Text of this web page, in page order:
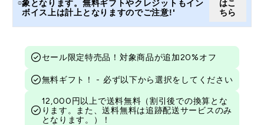
象となります。無料ギフトやクレジットもイン
ボイス上は計上となりますのでご注意!'
はこ
ちら
セール限定特売品！対象商品が追加20%オフ
無料ギフト！ - 必ず以下から選択をしてください
12,000円以上で送料無料（割引後での換算とな
ります。また、送料無料は追跡配送サービスのみ
となります。）！